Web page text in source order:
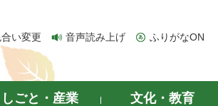
い変更 音声読み上げ ふりがなON
しごと・産業 文化・教育